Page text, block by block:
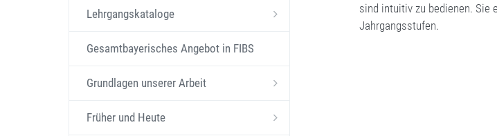
Lehrgangskataloge
Gesamtbayerisches Angebot in FIBS
Grundlagen unserer Arbeit
Früher und Heute
sind intuitiv zu bedienen. Sie
Jahrgangsstufen.